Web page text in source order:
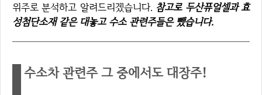
위주로 분석하고 알려드리겠습니다. 참고로 두산퓨얼셀과 효
성첨단소재 같은 대놓고 수소 관련주들은 뺐습니다.
수소차 관련주 그 중에서도 대장주!